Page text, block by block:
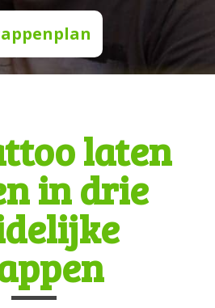
laten
in drie